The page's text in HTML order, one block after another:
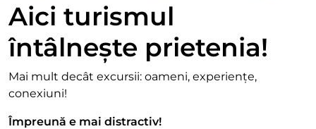
Aici turismul
întâlnește prietenia!
Mai mult decât excursii: oameni, experiențe,
conexiuni!
Împreună e mai distractiv!